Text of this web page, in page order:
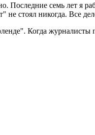
Последние семь лет я
стоял никогда. Все
Когда